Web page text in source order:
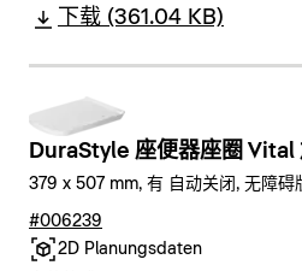
下载 (361.04 KB)
DuraStyle 座便器座圈 Vital
379 x 507 mm, 有 自动关闭, 无障碍
#006239
2D Planungsdaten